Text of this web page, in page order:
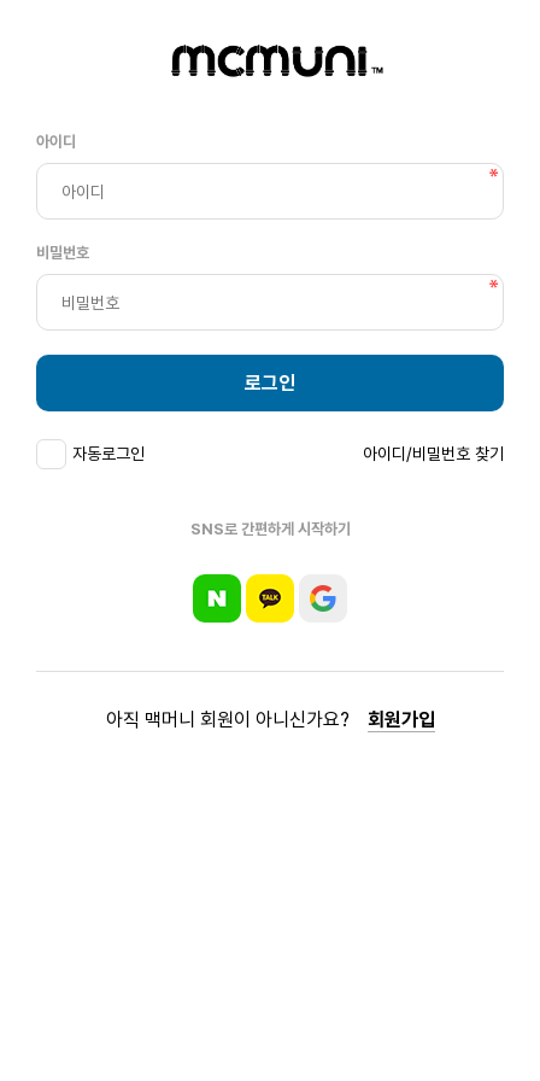
아이디
비밀번호
로그인
자동로그인 아이디/비밀번호 찾기
SNS로 간편하게 시작하기
아직 맥머니 회원이 아니신가요? 회원가입